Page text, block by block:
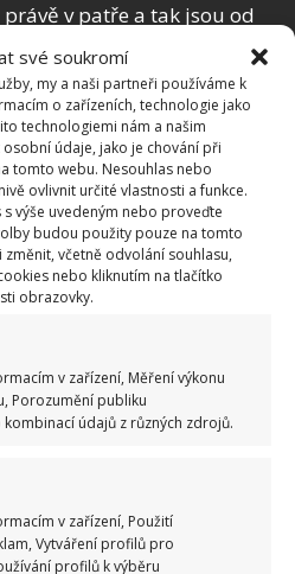
své soukromí
my a naši partneři používáme k
o zařízeních, technologie jako
technologiemi nám a našim
údaje, jako je chování při
tomto webu. Nesouhlas nebo
ovlivnit určité vlastnosti a funkce.
výše uvedeným nebo proveďte
budou použity pouze na tomto
včetně odvolání souhlasu,
nebo kliknutím na tlačítko
obrazovky.
v zařízení, Měření výkonu
Porozumění publiku
údajů z různých zdrojů.
v zařízení, Použití
Vytváření profilů pro
profilů k výběru
v patře a tak jsou od
jasně odděleny.
zaujme hned
je to, že je zařízen celkově